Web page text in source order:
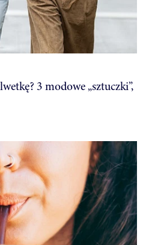
3 modowe „sztuczki”,